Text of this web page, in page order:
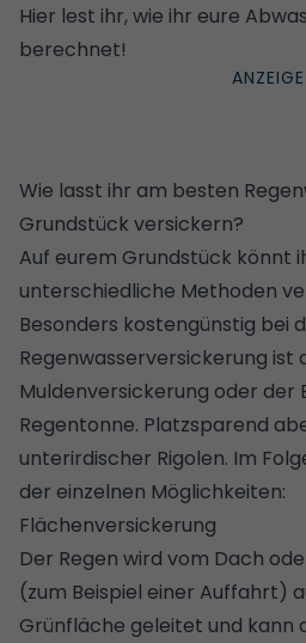
Hier lest ihr, wie ihr eure
berechnet!
Wie lasst ihr am besten
Grundstück versickern?
Auf eurem Grundstück könnt
unterschiedliche Methoden
Besonders kostengünstig bei
Regenwasserversickerung ist
Muldenversickerung oder der
Regentonne. Platzsparend
unterirdischer Rigolen. Im
der einzelnen Möglichkeiten:
Flächenversickerung
Der Regen wird vom Dach
(zum Beispiel einer Auffahrt)
Grünfläche geleitet und kann